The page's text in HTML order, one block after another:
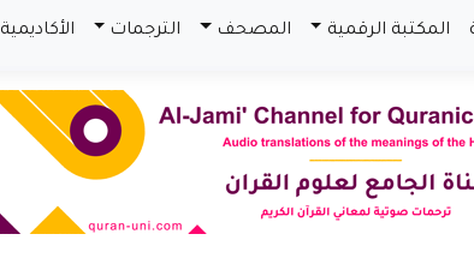
المكتبة الرقمية المصحف الترجمات الأكاديمية